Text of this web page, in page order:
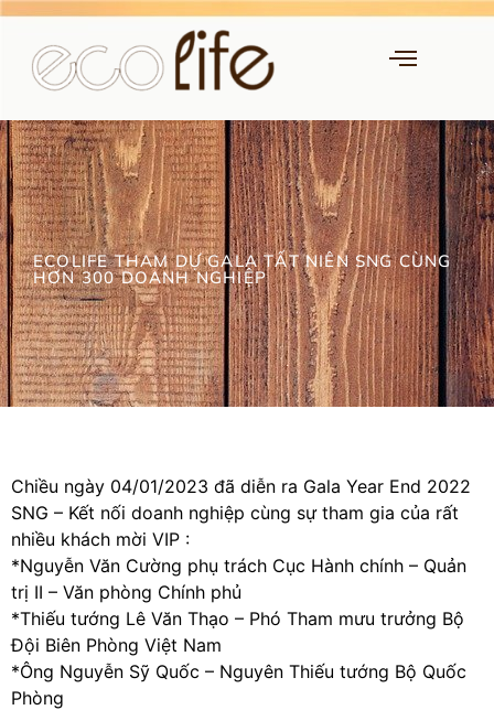
ECOLIFE THAM DỰ GALA TẤT NIÊN SNG CÙNG
HƠN 300 DOANH NGHIỆP
Chiều ngày 04/01/2023 đã diễn ra Gala Year End 2022
SNG – Kết nối doanh nghiệp cùng sự tham gia của rất
nhiều khách mời VIP :
*Nguyễn Văn Cường phụ trách Cục Hành chính – Quản
trị II – Văn phòng Chính phủ
*Thiếu tướng Lê Văn Thạo – Phó Tham mưu trưởng Bộ
Đội Biên Phòng Việt Nam
*Ông Nguyễn Sỹ Quốc – Nguyên Thiếu tướng Bộ Quốc
Phòng